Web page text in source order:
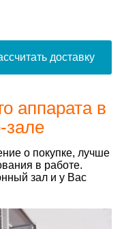
доставку
аппарата в
о покупке, лучше
в работе.
зал и у Вас